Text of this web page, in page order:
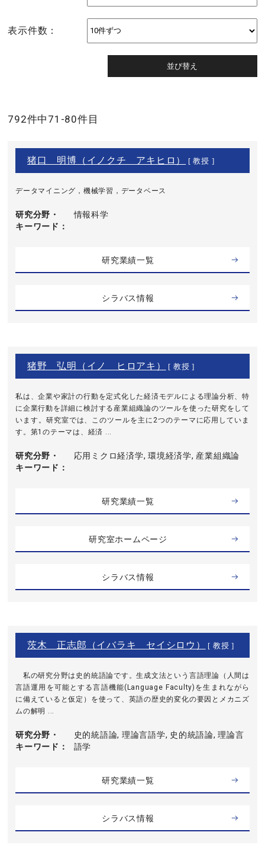
表示件数：
792件中71-80件目
猪口 明博（イノクチ アキヒロ） [ 教授 ]
データマイニング，機械学習，データベース
研究分野・
キーワード
情報科学
研究業績一覧
シラバス情報
猪野 弘明（イノ ヒロアキ） [ 教授 ]
私は、企業や家計の行動を定式化した経済モデルによる理論分析、特
に企業行動を詳細に検討する産業組織論のツールを使った研究をして
います。研究室では、このツールを主に2つのテーマに応用していま
す。第1のテーマは、経済 ...
研究分野・
キーワード
応用ミクロ経済学, 環境経済学, 産業組織論
研究業績一覧
研究室ホームページ
シラバス情報
茨木 正志郎（イバラキ セイシロウ） [ 教授 ]
私の研究分野は史的統語論です。生成文法という言語理論（人間は
言語運用を可能とする言語機能(Language Faculty)を生まれながら
に備えていると仮定）を使って、英語の歴史的変化の要因とメカニズ
ムの解明 ...
研究分野・
キーワード
史的統語論, 理論言語学, 史的統語論, 理論言
語学
研究業績一覧
シラバス情報